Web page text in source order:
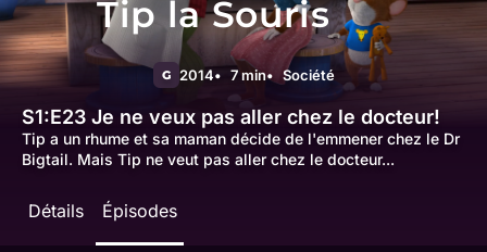
Tip la Souris
G 2014 7 min Société
S1:E23 Je ne veux pas aller chez le docteur!
Tip a un rhume et sa maman décide de l'emmener chez le Dr
Bigtail. Mais Tip ne veut pas aller chez le docteur...
Détails Épisodes